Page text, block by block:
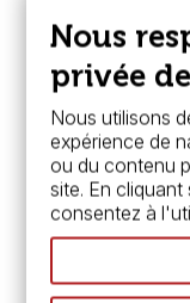
Nous
privée
Nous utilisons
expérience de
ou du contenu
site. En
consentez à